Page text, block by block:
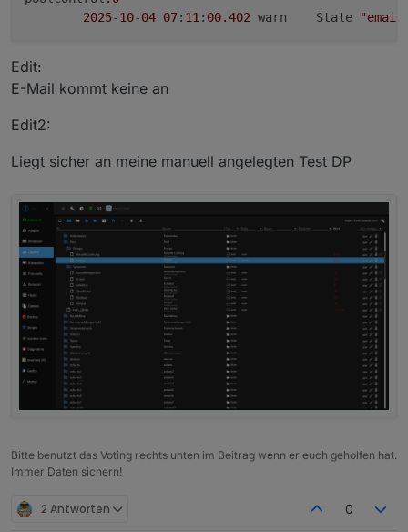
Kleinere Korrekturen und Optimierungen in der
➡️ GitHub-Link: ioBroker.poolcontrol
2025-10-04 07: 11 : 00.402
	warn	State
Edit:
E-Mail kommt keine an
Edit2:
Liegt sicher an meine manuell angelegten Test DP
Bitte benutzt das Voting rechts unten im Beitrag wenn er euch geholfen hat.
Immer Daten sichern!
2 Antworten 0